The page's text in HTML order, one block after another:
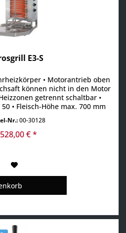
E3-S
• Motorantrieb oben
können nicht in den Motor
getrennt schaltbar •
• Fleisch-Höhe max. 700 mm
Nr.:00-30128
€ *